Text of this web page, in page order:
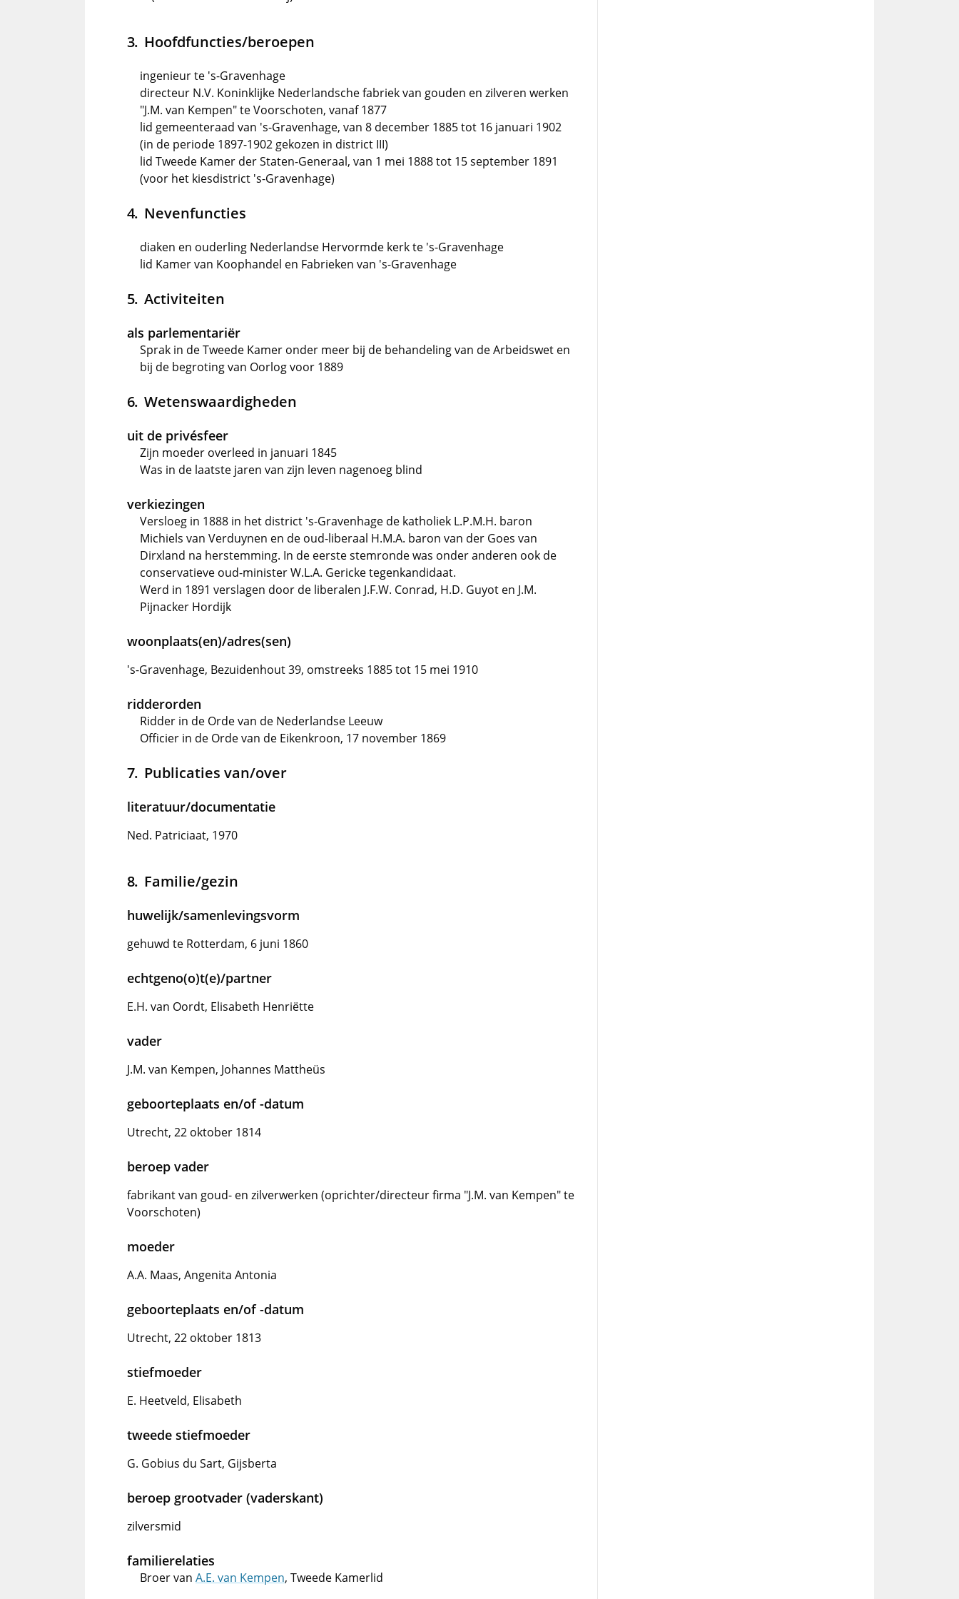
Hoofdfuncties/beroepen
ingenieur te 's-Gravenhage
directeur N.V. Koninklijke Nederlandsche fabriek van gouden en zilveren werken
"J.M. van Kempen" te Voorschoten, vanaf 1877
lid gemeenteraad van 's-Gravenhage, van 8 december 1885 tot 16 januari 1902
(in de periode 1897-1902 gekozen in district III)
lid Tweede Kamer der Staten-Generaal, van 1 mei 1888 tot 15 september 1891
(voor het kiesdistrict 's-Gravenhage)
Nevenfuncties
diaken en ouderling Nederlandse Hervormde kerk te 's-Gravenhage
lid Kamer van Koophandel en Fabrieken van 's-Gravenhage
Activiteiten
als parlementariër
Sprak in de Tweede Kamer onder meer bij de behandeling van de Arbeidswet en
bij de begroting van Oorlog voor 1889
Wetenswaardigheden
uit de privésfeer
Zijn moeder overleed in januari 1845
Was in de laatste jaren van zijn leven nagenoeg blind
verkiezingen
Versloeg in 1888 in het district 's-Gravenhage de katholiek L.P.M.H. baron
Michiels van Verduynen en de oud-liberaal H.M.A. baron van der Goes van
Dirxland na herstemming. In de eerste stemronde was onder anderen ook de
conservatieve oud-minister W.L.A. Gericke tegenkandidaat.
Werd in 1891 verslagen door de liberalen J.F.W. Conrad, H.D. Guyot en J.M.
Pijnacker Hordijk
woonplaats(en)/adres(sen)
's-Gravenhage, Bezuidenhout 39, omstreeks 1885 tot 15 mei 1910
ridderorden
Ridder in de Orde van de Nederlandse Leeuw
Officier in de Orde van de Eikenkroon, 17 november 1869
Publicaties van/over
literatuur/documentatie
Ned. Patriciaat, 1970
Familie/gezin
huwelijk/samenlevingsvorm
gehuwd te Rotterdam, 6 juni 1860
echtgeno(o)t(e)/partner
E.H. van Oordt, Elisabeth Henriëtte
vader
J.M. van Kempen, Johannes Mattheüs
geboorteplaats en/of -datum
Utrecht, 22 oktober 1814
beroep vader
fabrikant van goud- en zilverwerken (oprichter/directeur firma "J.M. van Kempen" te
Voorschoten)
moeder
A.A. Maas, Angenita Antonia
geboorteplaats en/of -datum
Utrecht, 22 oktober 1813
stiefmoeder
E. Heetveld, Elisabeth
tweede stiefmoeder
G. Gobius du Sart, Gijsberta
beroep grootvader (vaderskant)
zilversmid
familierelaties
Broer van A.E. van Kempen, Tweede Kamerlid